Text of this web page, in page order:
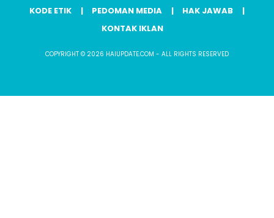
KODE ETIK
PEDOMAN MEDIA
HAK JAWAB
KONTAK IKLAN
COPYRIGHT © 2026 HAIUPDATE.COM - ALL RIGHTS RESERVED